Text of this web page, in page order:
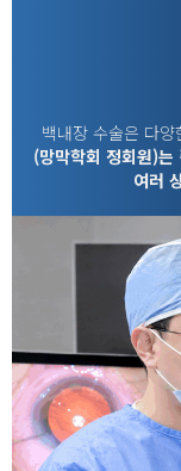
백내장 수술은 다
(망막학회 정회원)는
여러